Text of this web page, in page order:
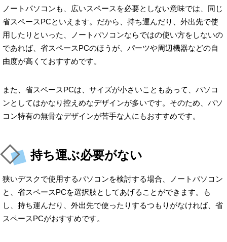
ノートパソコンも、広いスペースを必要としない意味では、同じ
省スペースPCといえます。だから、持ち運んだり、外出先で使
用したりといった、ノートパソコンならではの使い方をしないの
であれば、省スペースPCのほうが、パーツや周辺機器などの自
由度が高くておすすめです。
また、省スペースPCは、サイズが小さいこともあって、パソコ
ンとしてはかなり控えめなデザインが多いです。そのため、パソ
コン特有の無骨なデザインが苦手な人にもおすすめです。
持ち運ぶ必要がない
狭いデスクで使用するパソコンを検討する場合、ノートパソコン
と、省スペースPCを選択肢としてあげることができます。も
し、持ち運んだり、外出先で使ったりするつもりがなければ、省
スペースPCがおすすめです。